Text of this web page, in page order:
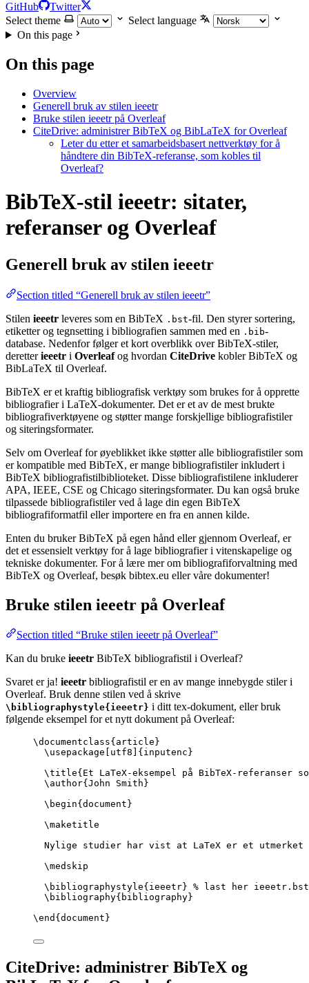
GitHub
Twitter
Select theme
Select language
On this page
On this page
Overview
Generell bruk av stilen ieeetr
Bruke stilen ieeetr på Overleaf
CiteDrive: administrer BibTeX og BibLaTeX for Overleaf
Leter du etter et samarbeidsbasert nettverktøy for å
håndtere din BibTeX-referanse, som kobles til
Overleaf?
BibTeX-stil ieeetr: sitater,
referanser og Overleaf
Generell bruk av stilen ieeetr
Section titled “Generell bruk av stilen ieeetr”
Stilen ieeetr leveres som en BibTeX .bst-fil. Den styrer sortering,
etiketter og tegnsetting i bibliografien sammen med en .bib-
database. Nedenfor følger et kort overblikk over BibTeX-stiler,
deretterieeetr i Overleafog hvordan CiteDrive kobler BibTeX og
BibLaTeX til Overleaf.
BibTeX er et kraftig bibliografisk verktøy som brukes for å opprette
bibliografier i LaTeX-dokumenter. Det er et av de mest brukte
bibliografiverktøyene og støtter mange forskjellige bibliografistiler
og siteringsformater.
Selv om Overleaf for øyeblikket ikke støtter alle bibliografistiler som
er kompatible med BibTeX, er mange bibliografistiler inkludert i
BibTeX bibliografistilbiblioteket. Disse bibliografistilene inkluderer
APA, IEEE, CSE og Chicago siteringsformater. Du kan også bruke
tilpassede bibliografistiler ved å lage din egen BibTeX
bibliografiformatfil eller importere en fra en annen kilde.
Enten du bruker BibTeX på egen hånd eller gjennom Overleaf, er
det et essensielt verktøy for å lage bibliografier i vitenskapelige og
tekniske dokumenter. For å lære mer om bibliografiforvaltning med
BibTeX og Overleaf, besøk bibtex.eu eller våre dokumenter!
Bruke stilen ieeetr på Overleaf
Section titled “Bruke stilen ieeetr på Overleaf”
Kan du bruke ieeetr BibTeX bibliografistil i Overleaf?
Svaret er ja! ieeetr bibliografistil er en av mange innebygde stiler i
Overleaf. Bruk denne stilen ved å skrive
\bibliographystyle{ieeetr} i ditt tex-dokument, eller bruk
følgende eksempel for et nytt dokument på Overleaf:
\documentclass{ article }
\usepackage
utf8 ]{ inputenc }
\title{Et LaTeX-eksempel på BibTeX-
\author{John Smith}
\begin{ document }
\maketitle
Nylige studier har vist at LaTeX er et utmerket
\medskip
\bibliographystyle{ieeetr} % last her ieeetr.bst
\bibliography{bibliography}
\end { document }
CiteDrive: administrer BibTeX og